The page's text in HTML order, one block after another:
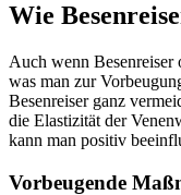
Wie
Auch wenn Besenreiser
was man zur
Besenreiser ganz
die Elastizität der
kann man positiv
Vorbeugende